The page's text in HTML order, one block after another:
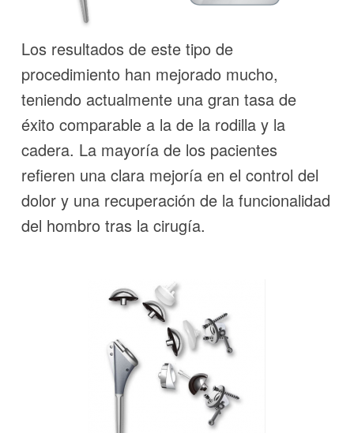
Los resultados de este tipo de
procedimiento han mejorado mucho,
teniendo actualmente una gran tasa de
éxito comparable a la de la rodilla y la
cadera. La mayoría de los pacientes
refieren una clara mejoría en el control del
dolor y una recuperación de la funcionalidad
del hombro tras la cirugía.